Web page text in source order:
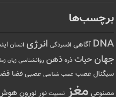
برچسب‌ها
DNA آگاهی افسردگی انرژی انسان
جهانحیات ذره ذهن روانشناسی زبان
سیگنال عصب عصب شناسی عصبی فضا
مصنوعی مغز نسبیت نور نورون